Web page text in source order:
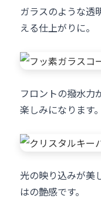
ガラスのような透
える仕上がりに。
フロントの撥水力
楽しみになります。
光の映り込みが美
はの艶感です。